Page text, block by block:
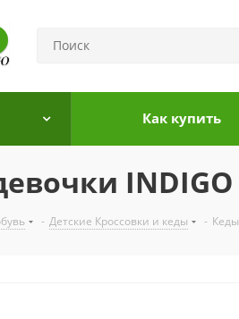
Как купить
INDIGO
- Детские Кроссовки и кеды -